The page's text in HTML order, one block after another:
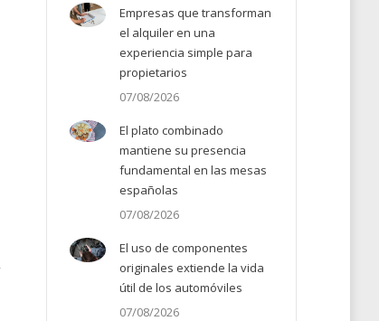
Empresas que transforman
el alquiler en una
experiencia simple para
propietarios
07/08/2026
El plato combinado
mantiene su presencia
fundamental en las mesas
españolas
07/08/2026
El uso de componentes
originales extiende la vida
útil de los automóviles
07/08/2026